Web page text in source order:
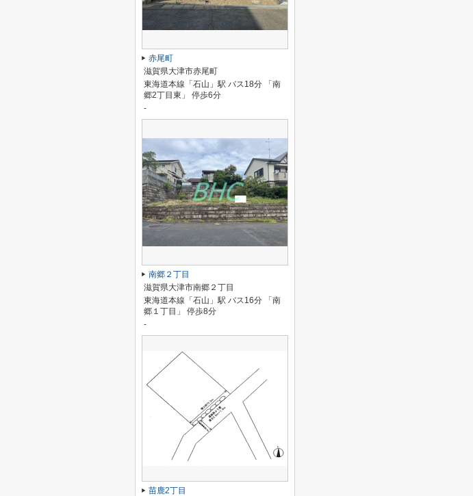
赤尾町
滋賀県大津市赤尾町
東海道本線「石山」駅 バス18分 「南
郷2丁目東」 停歩6分
-
南郷２丁目
滋賀県大津市南郷２丁目
東海道本線「石山」駅 バス16分 「南
郷１丁目」 停歩8分
-
苗鹿2丁目